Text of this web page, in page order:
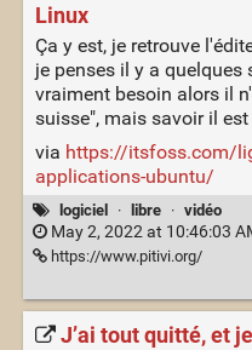
Linux
Ça y est, je retrouve
je penses il y a quelques
vraiment besoin alors il
suisse", mais savoir il est
via https://itsfoss.com/
applications-ubuntu/
logiciel · libre · vidéo
May 2, 2022 at 10:46:03
https://www.pitivi.org/
J’ai tout quitté, et